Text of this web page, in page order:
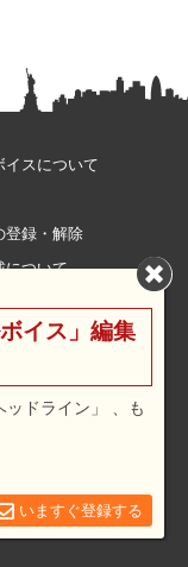
イスについて
登録・解除
について
ー・料金
イス」編集
ドライン」 、も
いますぐ登録する